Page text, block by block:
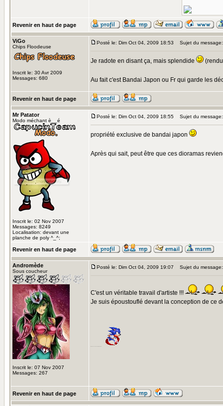
Revenir en haut de page
ViGo
Chips Floodeuse
Inscrit le: 30 Avr 2009
Messages: 680
Posté le: Dim Oct 04, 2009 18:53 Sujet du message:
Je radote en disant ça, mais splendide
Au fait c'est Bandai Japon ou Fr qui garde les
Revenir en haut de page
Mr Patator
Modo méchant è__é
Inscrit le: 02 Nov 2007
Messages: 8249
Localisation: devant une
planche de poly ^_^;
Posté le: Dim Oct 04, 2009 18:55 Sujet du message:
propriété exclusive de bandai japon
Après qui sait, peut être que ces dioramas
Revenir en haut de page
Andromède
Sous coucheur
Inscrit le: 07 Nov 2007
Messages: 267
Posté le: Dim Oct 04, 2009 19:07 Sujet du message:
C'est un véritable travail d'artiste !!!
Je suis époustouflé devant la conception de ce
Revenir en haut de page